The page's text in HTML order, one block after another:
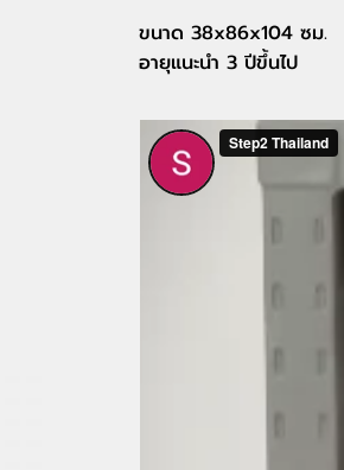
ขนาด 38x86x104 ซม.
อายุแนะนำ 3 ปีขึ้นไป